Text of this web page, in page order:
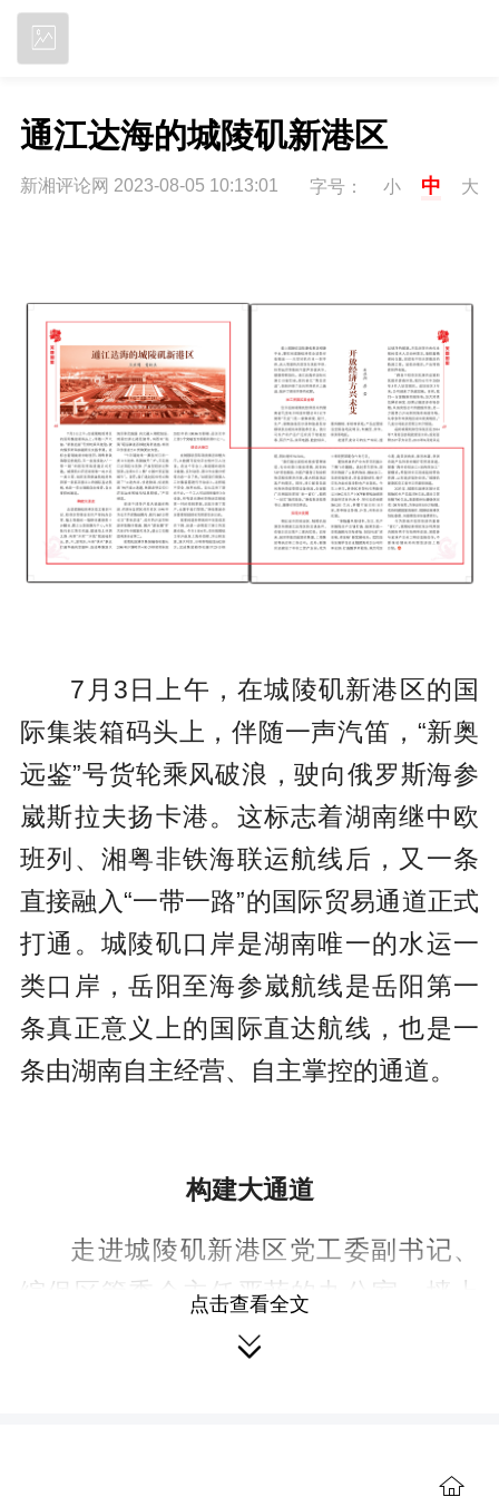
通江达海的城陵矶新港区
新湘评论网 2023-08-05 10:13:01 字号： 小 中 大
7月3日上午，在城陵矶新港区的国
际集装箱码头上，伴随一声汽笛，“新奥
远鉴”号货轮乘风破浪，驶向俄罗斯海参
崴斯拉夫扬卡港。这标志着湖南继中欧
班列、湘粤非铁海联运航线后，又一条
直接融入“一带一路”的国际贸易通道正式
打通。城陵矶口岸是湖南唯一的水运一
类口岸，岳阳至海参崴航线是岳阳第一
条真正意义上的国际直达航线，也是一
条由湖南自主经营、自主掌控的通道。
构建大通道
走进城陵矶新港区党工委副书记、
综保区管委会主任严菲的办公室，墙上
挂着的一幅枢纽建设图十分醒目，图上
点击查看全文
